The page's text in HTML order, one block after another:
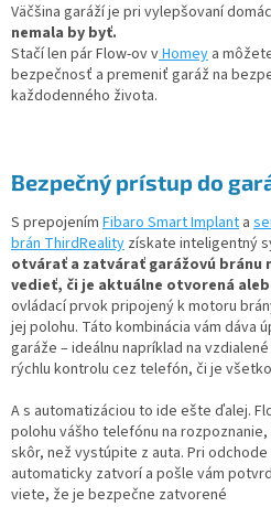
Väčšina garáží je pri vylepšovaní
nemala by byť.
Stačí len pár Flow-ov vHomey a
bezpečnosť a premeniť garáž na
každodenného života.
Bezpečný prístup do
S prepojením Fibaro Smart Implant a
brán ThirdReality získate inteligentný
otvárať a zatvárať garážovú bránu
vedieť, či je aktuálne otvorená
ovládací prvok pripojený k motoru
jej polohu. Táto kombinácia vám dáva
garáže – ideálnu napríklad na
rýchlu kontrolu cez telefón, či je
A s automatizáciou to ide ešte ďalej.
polohu vášho telefónu na
skôr, než vystúpite z auta. Pri odchode
automaticky zatvorí a pošle vám
viete, že je bezpečne zatvorené